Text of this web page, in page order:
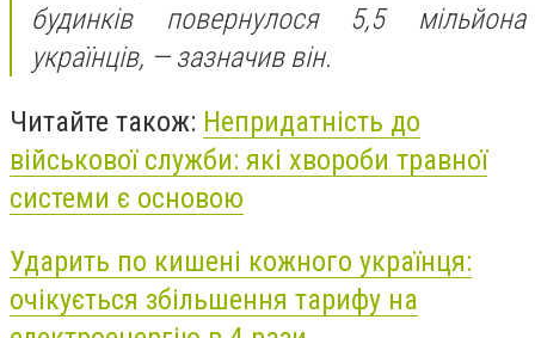
будинків повернулося 5,5 мільйона
українців, — зазначив він.
Читайте також: Непридатність до
військової служби: які хвороби травної
системи є основою
Ударить по кишені кожного українця:
очікується збільшення тарифу на